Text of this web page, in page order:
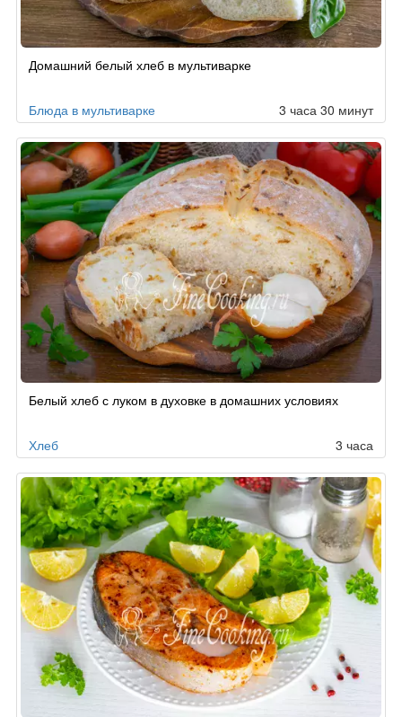
Домашний белый хлеб в мультиварке
Блюда в мультиварке 3 часа 30 минут
Белый хлеб с луком в духовке в домашних условиях
Хлеб 3 часа